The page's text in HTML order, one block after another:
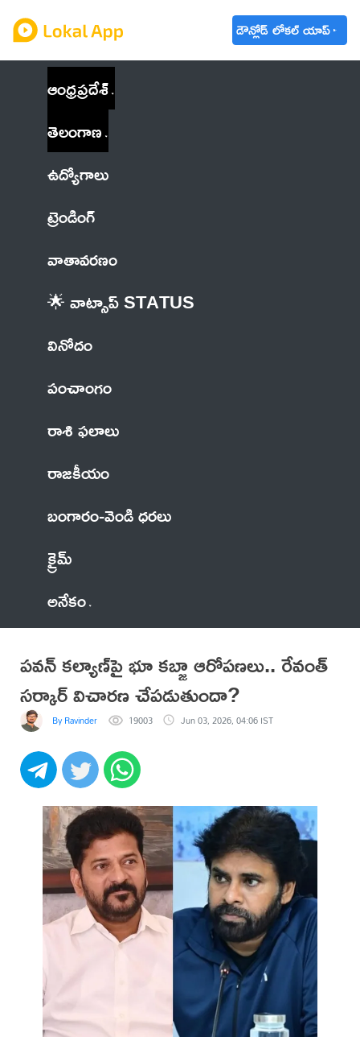
డౌన్లోడ్ లోకల్ యాప్
ఆంధ్రప్రదేశ్
తెలంగాణ
ఉద్యోగాలు
ట్రెండింగ్
వాతావరణం
🌟 వాట్సాప్ STATUS
వినోదం
పంచాంగం
రాశి ఫలాలు
రాజకీయం
బంగారం-వెండి ధరలు
క్రైమ్
అనేకం
ప‌వ‌న్ కల్యాణ్‌పై భూ క‌బ్జా ఆరోప‌ణ‌లు.. రేవంత్
స‌ర్కార్ విచార‌ణ చేప‌డుతుందా?
By Ravinder 19003 Jun 03, 2026, 04:06 IST